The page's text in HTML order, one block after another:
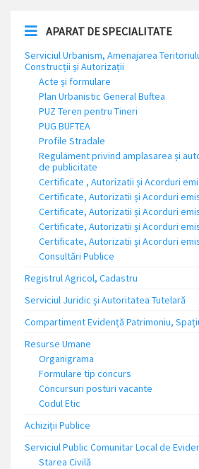
APARAT DE SPECIALITATE
Serviciul Urbanism, Amenajarea
Construcții și Autorizații
Acte și formulare
Plan Urbanistic General Buftea
PUZ Teren pentru Tineri
PUG BUFTEA
Profile Stradale
Regulament privind amplasarea și
de publicitate
Certificate , Autorizatii și Acorduri
Certificate, Autorizatii și Acorduri
Certificate, Autorizatii și Acorduri
Certificate, Autorizatii și Acorduri
Certificate, Autorizatii și Acorduri
Consultări Publice
Registrul Agricol, Cadastru
Serviciul Juridic și Autoritatea Tutelară
Compartiment Evidență Patrimoniu,
Resurse Umane
Organigrama
Formulare tip concurs
Concursuri posturi vacante
Codul Etic
Achiziții Publice
Serviciul Public Comunitar Local de
Starea Civilă